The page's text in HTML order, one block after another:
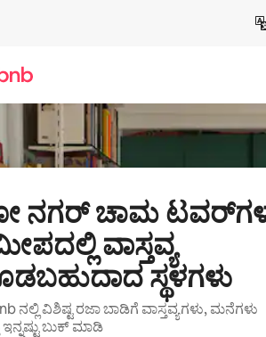
ನಗರ್ ಚಾಮ
ವಾಸ್ತವ್ಯ
ಸ್ಥಳಗಳು
ನಲ್ಲಿ ವಿಶಿಷ್ಟ ರಜಾ ಬಾಡಿಗೆ ವಾಸ್ತವ್ಯಗಳು, ಮನೆಗಳು
ಇನ್ನಷ್ಟು ಬುಕ್ ಮಾಡಿ